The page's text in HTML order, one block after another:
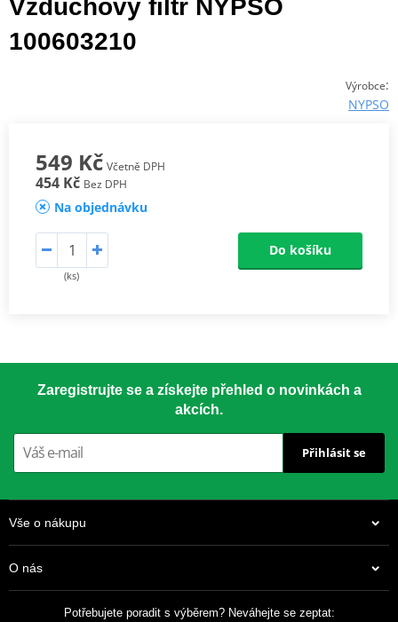
Vzduchový filtr NYPSO
100603210
Výrobce:
NYPSO
549 Kč Včetně DPH
454 Kč Bez DPH
Na objednávku
(ks)
Do košíku
Zaregistrujte se a získejte přehled o novinkách a
akcích.
Přihlásit se
Vše o nákupu
O nás
Potřebujete poradit s výběrem? Neváhejte se zeptat: